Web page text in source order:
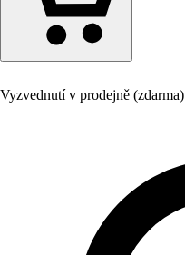
Vyzvednutí v prodejně (zdarma)